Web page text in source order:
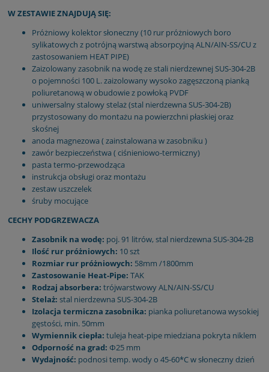
W ZESTAWIE ZNAJDUJĄ SIĘ:
Próżniowy kolektor słoneczny (10 rur próżniowych boro
sylikatowych z potrójną warstwą absorpcyjną ALN/AIN-SS/CU z
zastosowaniem HEAT PIPE)
Zaizolowany zasobnik na wodę ze stali nierdzewnej SUS-304-2B
o pojemności 100 L. zaizolowany wysoko zagęszczoną pianką
poliuretanową w obudowie z powłoką PVDF
uniwersalny stalowy stelaż (stal nierdzewna SUS-304-2B)
przystosowany do montażu na powierzchni płaskiej oraz
skośnej
anoda magnezowa ( zainstalowana w zasobniku )
zawór bezpieczeństwa ( ciśnieniowo-termiczny)
pasta termo-przewodząca
instrukcja obsługi oraz montażu
zestaw uszczelek
śruby mocujące
CECHY PODGRZEWACZA
Zasobnik na wodę: poj. 91 litrów, stal nierdzewna SUS-304-2B
Ilość rur próżniowych: 10 szt
Rozmiar rur próżniowych: 58mm /1800mm
Zastosowanie Heat-Pipe: TAK
Rodzaj absorbera: trójwarstwowy ALN/AIN-SS/CU
Stelaż: stal nierdzewna SUS-304-2B
Izolacja termiczna zasobnika: pianka poliuretanowa wysokiej
gęstości, min. 50mm
Wymiennik ciepła: tuleja heat-pipe miedziana pokryta niklem
Odporność na grad: Φ25 mm
Wydajność: podnosi temp. wody o 45-60*C w słoneczny dzień